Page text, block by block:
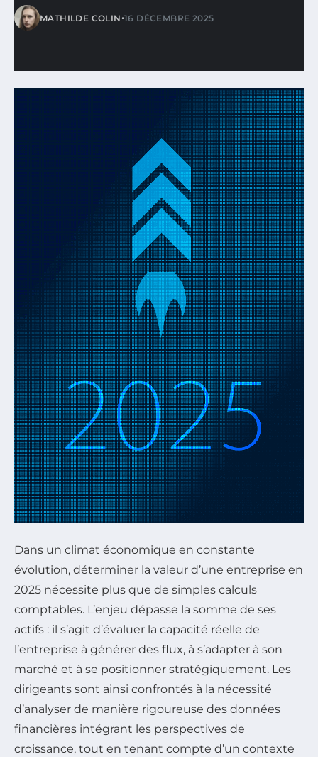
MATHILDE COLIN•16 DÉCEMBRE 2025
Dans un climat économique en constante
évolution, déterminer la valeur d’une entreprise en
2025 nécessite plus que de simples calculs
comptables. L’enjeu dépasse la somme de ses
actifs : il s’agit d’évaluer la capacité réelle de
l’entreprise à générer des flux, à s’adapter à son
marché et à se positionner stratégiquement. Les
dirigeants sont ainsi confrontés à la nécessité
d’analyser de manière rigoureuse des données
financières intégrant les perspectives de
croissance, tout en tenant compte d’un contexte